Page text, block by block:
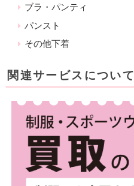
ブラ・パンティ
パンスト
その他下着
関連サービスについて